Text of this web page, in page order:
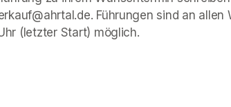
Führungen sind an
(letzter Start) möglich.